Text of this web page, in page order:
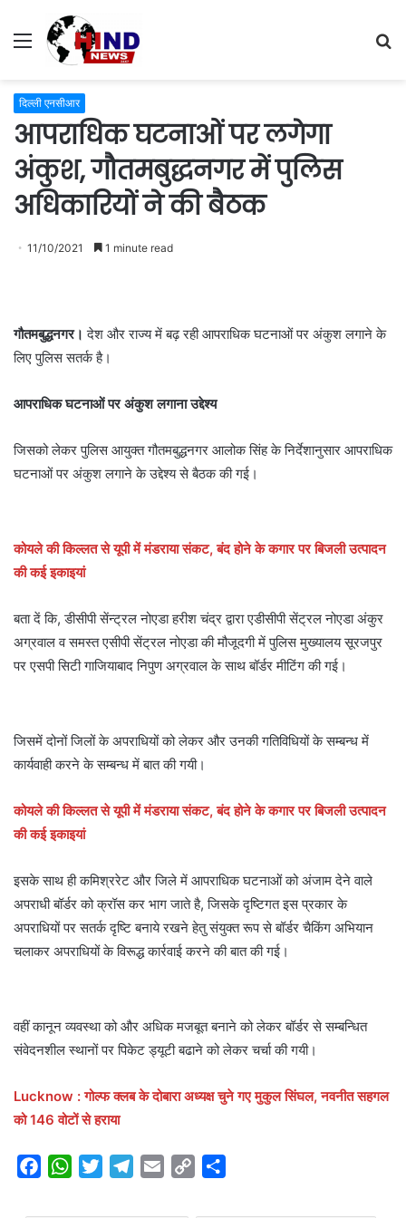
Menu
दिल्ली एनसीआर
आपराधिक घटनाओं पर लगेगा
अंकुश, गौतमबुद्धनगर में पुलिस
अधिकारियों ने की बैठक
11/10/2021 1 minute read
गौतमबुद्धनगर। देश और राज्य में बढ़ रही आपराधिक घटनाओं पर अंकुश लगाने के
लिए पुलिस सतर्क है।
आपराधिक घटनाओं पर अंकुश लगाना उद्देश्य
जिसको लेकर पुलिस आयुक्त गौतमबुद्धनगर आलोक सिंह के निर्देशानुसार आपराधिक
घटनाओं पर अंकुश लगाने के उद्देश्य से बैठक की गई।
कोयले की किल्लत से यूपी में मंडराया संकट, बंद होने के कगार पर बिजली उत्पादन
की कई इकाइयां
बता दें कि, डीसीपी सेंन्ट्रल नोएडा हरीश चंद्र द्वारा एडीसीपी सेंट्रल नोएडा अंकुर
अग्रवाल व समस्त एसीपी सेंट्रल नोएडा की मौजूदगी में पुलिस मुख्यालय सूरजपुर
पर एसपी सिटी गाजियाबाद निपुण अग्रवाल के साथ बॉर्डर मीटिंग की गई।
जिसमें दोनों जिलों के अपराधियों को लेकर और उनकी गतिविधियों के सम्बन्ध में
कार्यवाही करने के सम्बन्ध में बात की गयी।
कोयले की किल्लत से यूपी में मंडराया संकट, बंद होने के कगार पर बिजली उत्पादन
की कई इकाइयां
इसके साथ ही कमिश्ररेट और जिले में आपराधिक घटनाओं को अंजाम देने वाले
अपराधी बॉर्डर को क्रॉस कर भाग जाते है, जिसके दृष्टिगत इस प्रकार के
अपराधियों पर सतर्क दृष्टि बनाये रखने हेतु संयुक्त रूप से बॉर्डर चैकिंग अभियान
चलाकर अपराधियों के विरूद्ध कार्रवाई करने की बात की गई।
वहीं कानून व्यवस्था को और अधिक मजबूत बनाने को लेकर बॉर्डर से सम्बन्धित
संवेदनशील स्थानों पर पिकेट ड्यूटी बढाने को लेकर चर्चा की गयी।
Lucknow : गोल्फ क्लब के दोबारा अध्यक्ष चुने गए मुकुल सिंघल, नवनीत सहगल
को 146 वोटों से हराया
c
W
a
i
l
a
p
a